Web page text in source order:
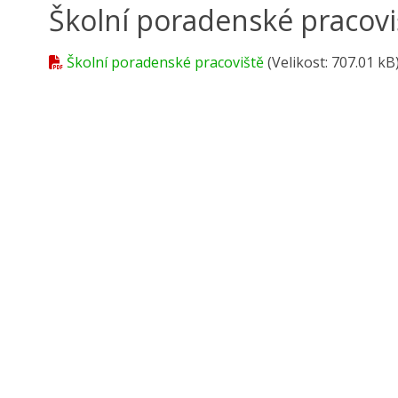
Školní poradenské
Školní poradenské pracoviště(Velikost: 707.01 kB)